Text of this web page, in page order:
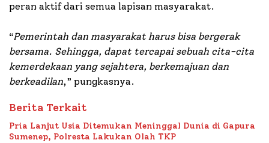
peran aktif dari semua lapisan masyarakat.
“Pemerintah dan masyarakat harus bisa bergerak
bersama. Sehingga, dapat tercapai sebuah cita-cita
kemerdekaan yang sejahtera, berkemajuan dan
berkeadilan,” pungkasnya.
Berita Terkait
Pria Lanjut Usia Ditemukan Meninggal Dunia di Gapura
Sumenep, Polresta Lakukan Olah TKP